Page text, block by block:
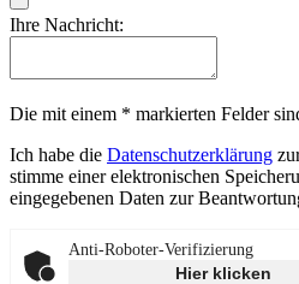
Ihre Nachricht:
Die mit einem * markierten Felder
Ich habe die Datenschutzerklärung
stimme einer elektronischen
eingegebenen Daten zur
Anti-Roboter-Verifizierung
Hier klicken